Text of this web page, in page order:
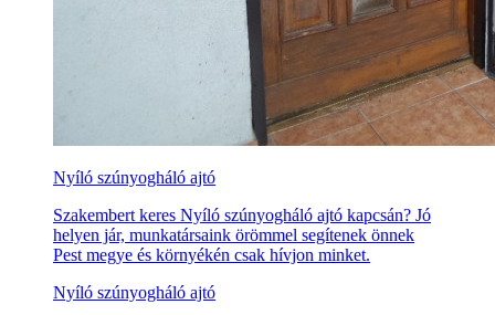
Nyíló szúnyogháló ajtó
Szakembert keres Nyíló szúnyogháló ajtó kapcsán? Jó
helyen jár, munkatársaink örömmel segítenek önnek
Pest megye és környékén csak hívjon minket.
Nyíló szúnyogháló ajtó